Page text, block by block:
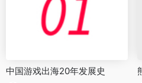
中国游戏出海20年发展史